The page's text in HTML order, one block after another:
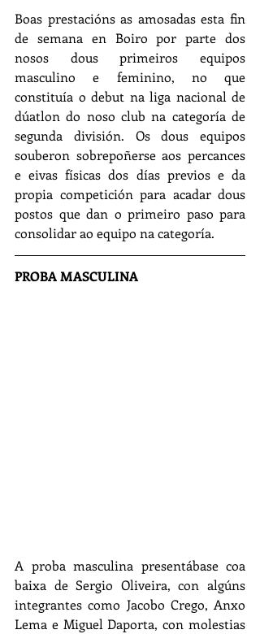
Boas prestacións as amosadas esta fin
de semana en Boiro por parte dos
nosos dous primeiros equipos
masculino e feminino, no que
constituía o debut na liga nacional de
dúatlon do noso club na categoría de
segunda división. Os dous equipos
souberon sobrepoñerse aos percances
e eivas físicas dos días previos e da
propia competición para acadar dous
postos que dan o primeiro paso para
consolidar ao equipo na categoría.
PROBA MASCULINA
A proba masculina presentábase coa
baixa de Sergio Oliveira, con algúns
integrantes como Jacobo Crego, Anxo
Lema e Miguel Daporta, con molestias